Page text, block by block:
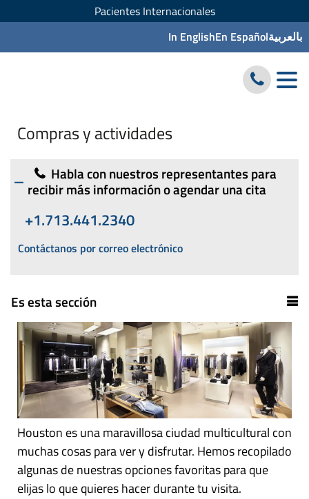
Pacientes Internacionales
In EnglishEn Españolبالعربية
Compras y actividades
Habla con nuestros representantes para
recibir más información o agendar una cita
+1.713.441.2340
Contáctanos por correo electrónico
Es esta sección
Houston es una maravillosa ciudad multicultural con
muchas cosas para ver y disfrutar. Hemos recopilado
algunas de nuestras opciones favoritas para que
elijas lo que quieres hacer durante tu visita.